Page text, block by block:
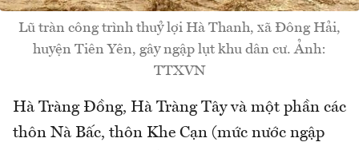
Lũ tràn công trình thuỷ lợi Hà Thanh, xã Đông Hải,
huyện Tiên Yên, gây ngập lụt khu dân cư. Ảnh:
TTXVN
Hà Tràng Đồng, Hà Tràng Tây và một phần các
thôn Nà Bấc, thôn Khe Cạn (mức nước ngập